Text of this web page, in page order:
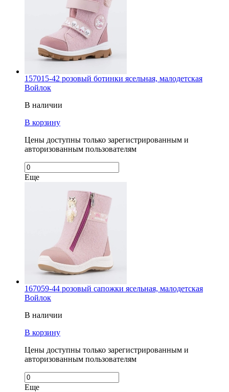
157015-42 розовый ботинки ясельная, малодетская
Войлок
В наличии
В корзину
Цены доступны только зарегистрированным и
авторизованным пользователям
Еще
167059-44 розовый сапожки ясельная, малодетская
Войлок
В наличии
В корзину
Цены доступны только зарегистрированным и
авторизованным пользователям
Еще